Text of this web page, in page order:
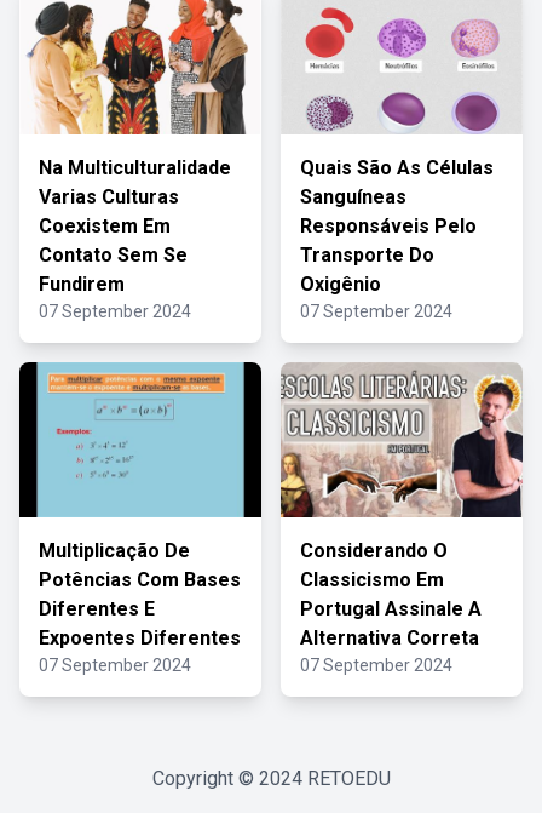
Na Multiculturalidade
Varias Culturas
Coexistem Em
Contato Sem Se
Fundirem
07 September 2024
Quais São As Células
Sanguíneas
Responsáveis Pelo
Transporte Do
Oxigênio
07 September 2024
Multiplicação De
Potências Com Bases
Diferentes E
Expoentes Diferentes
07 September 2024
Considerando O
Classicismo Em
Portugal Assinale A
Alternativa Correta
07 September 2024
Copyright © 2024 RETOEDU